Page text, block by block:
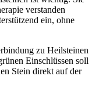
verstanden
ein, ohne
zu Heilsteinen
Einschlüssen soll
Stein direkt auf der